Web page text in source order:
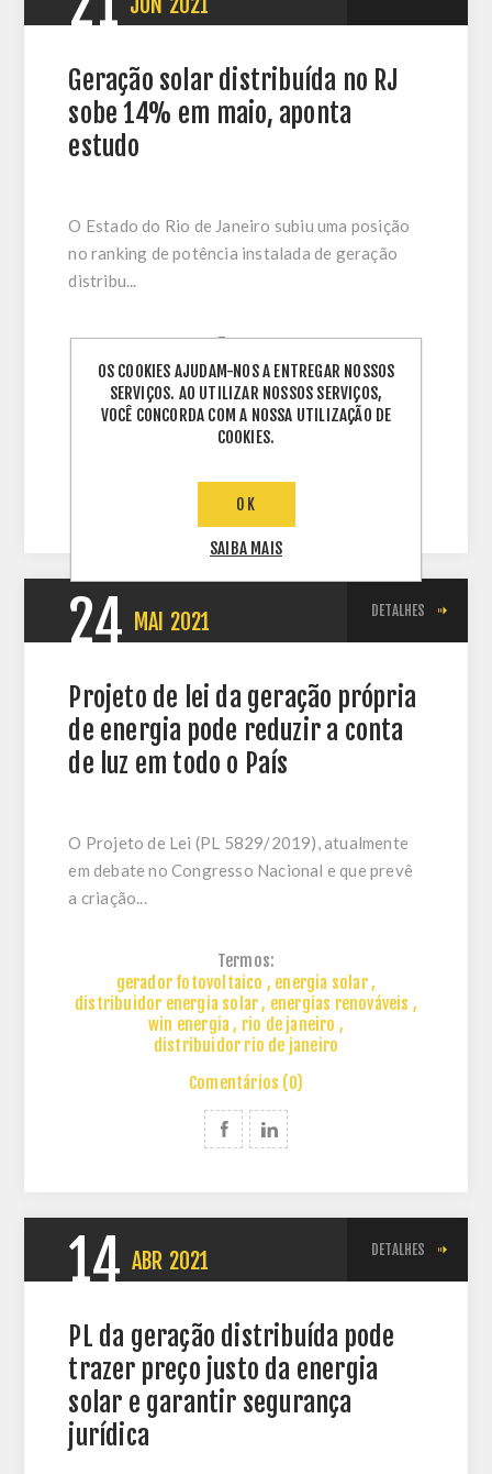
Geração solar distribuída no RJ
sobe 14% em maio, aponta
estudo
O Estado do Rio de Janeiro subiu uma posição
no ranking de potência instalada de geração
distribu...
Termos:
distribuidor energia solar,
distribuidor rio de janeiro,energia solar
win energia,energias renováveis
Comentários (0)
24 MAI 2021 DETALHES
Projeto de lei da geração própria
de energia pode reduzir a conta
de luz em todo o País
O Projeto de Lei (PL 5829/2019), atualmente
em debate no Congresso Nacional e que prevê
a criação...
Termos:
gerador fotovoltaico , energia solar,
distribuidor energia solar, energias renováveis ,
win energia , rio de janeiro ,
distribuidor rio de janeiro
Comentários (0)
14 ABR 2021 DETALHES
PL da geração distribuída pode
trazer preço justo da energia
solar e garantir segurança
jurídica
OS COOKIES AJUDAM-NOS A ENTREGAR NOSSOS
SERVIÇOS. AO UTILIZAR NOSSOS SERVIÇOS,
VOCÊ CONCORDA COM A NOSSA UTILIZAÇÃO DE
COOKIES.
OK
SAIBA MAIS